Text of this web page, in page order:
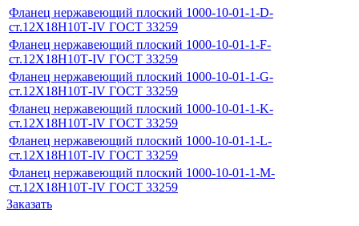
Фланец нержавеющий плоский 1000-10-01-1-D-
ст.12Х18Н10Т-IV ГОСТ 33259
Фланец нержавеющий плоский 1000-10-01-1-F-
ст.12Х18Н10Т-IV ГОСТ 33259
Фланец нержавеющий плоский 1000-10-01-1-G-
ст.12Х18Н10Т-IV ГОСТ 33259
Фланец нержавеющий плоский 1000-10-01-1-K-
ст.12Х18Н10Т-IV ГОСТ 33259
Фланец нержавеющий плоский 1000-10-01-1-L-
ст.12Х18Н10Т-IV ГОСТ 33259
Фланец нержавеющий плоский 1000-10-01-1-M-
ст.12Х18Н10Т-IV ГОСТ 33259
Заказать